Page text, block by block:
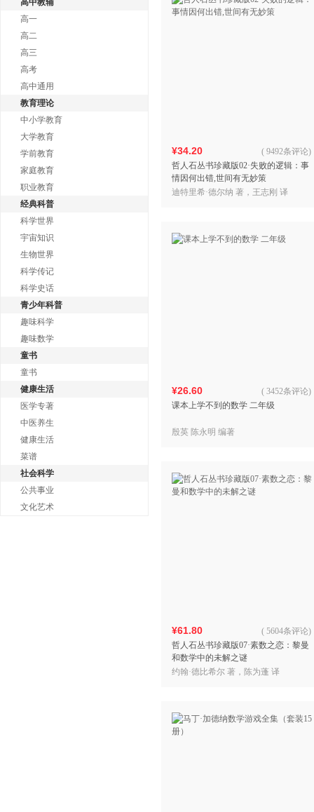
高中教辅
高一
高二
高三
高考
高中通用
教育理论
中小学教育
大学教育
学前教育
家庭教育
职业教育
经典科普
科学世界
宇宙知识
生物世界
科学传记
科学史话
青少年科普
趣味科学
趣味数学
童书
童书
健康生活
医学专著
中医养生
健康生活
菜谱
社会科学
公共事业
文化艺术
¥34.20
哲人石丛书珍藏版02·失败的逻辑：事
情因何出错,世间有无妙策
( 9492条评论)
迪特里希·德尔纳 著，王志刚 译
¥26.60
课本上学不到的数学 二年级
( 3452条评论)
殷英 陈永明 编著
¥61.80
哲人石丛书珍藏版07·素数之恋：黎曼
和数学中的未解之谜
( 5604条评论)
约翰·德比希尔 著，陈为蓬 译